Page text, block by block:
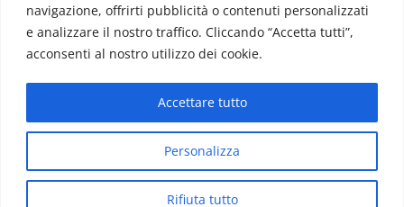
navigazione, offrirti pubblicità o contenuti personalizzati
e analizzare il nostro traffico. Cliccando “Accetta tutti”,
acconsenti al nostro utilizzo dei cookie.
Personalizza
Rifiuta tutto
Accettare tutto
Redazione: redazione@www.martinasera.it
Direttore:direttore@www.martinasera.it
Info & Commerciale:info@www.martinasera.it
Home News Vivere la città EVENTI
Salute
Il Blog del Direttore
Copyright © All rights reserved.